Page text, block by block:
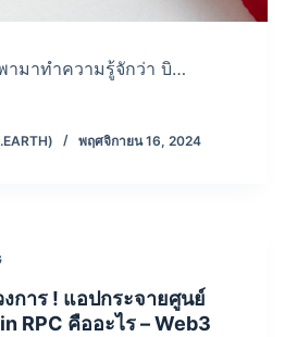
ามาทำความรู้จักว่า บิ…
พฤศจิกายน 16, 2024
การ ! แอปกระจายศูนย์
RPC คืออะไร – Web3